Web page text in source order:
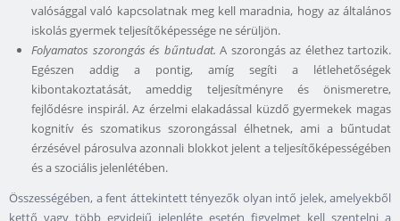
valósággal való kapcsolatnak meg kell maradnia, hogy az általános
iskolás gyermek teljesítőképessége ne sérüljön.
Folyamatos szorongás és bűntudat. A szorongás az élethez tartozik.
Egészen addig a pontig, amíg segíti a létlehetőségek
kibontakoztatását, ameddig teljesítményre és önismeretre,
fejlődésre inspirál. Az érzelmi elakadással küzdő gyermekek magas
kognitív és szomatikus szorongással élhetnek, ami a bűntudat
érzésével párosulva azonnali blokkot jelent a teljesítőképességében
és a szociális jelenlétében.
Összességében, a fent áttekintett tényezők olyan intő jelek, amelyekből
kettő vagy több egyidejű jelenléte esetén figyelmet kell szentelni a